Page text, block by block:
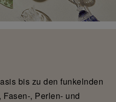
bis zu den funkelnden
, Perlen- und